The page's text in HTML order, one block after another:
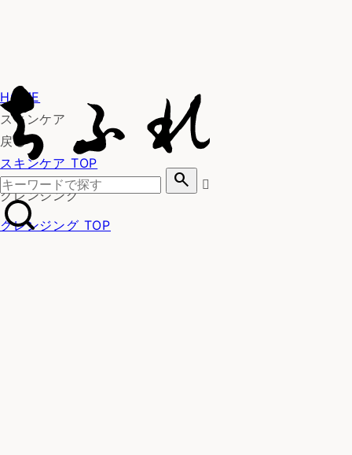
search
HOME
スキンケア
戻る
スキンケア TOP
クレンジング
クレンジング TOP